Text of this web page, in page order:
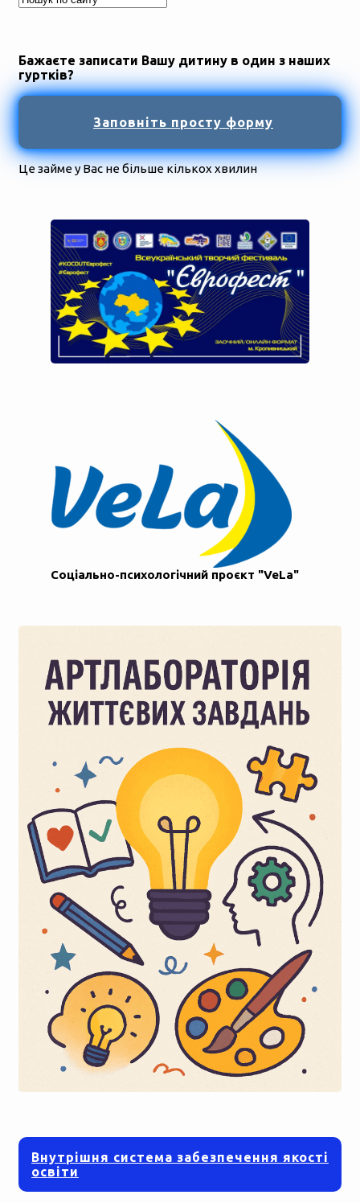
Бажаєте записати Вашу дитину в один з наших
гуртків?
Заповніть просту форму
Це займе у Вас не більше кількох хвилин
Соціально-психологічний проєкт "VeLa"
Внутрішня система забезпечення якості
освіти